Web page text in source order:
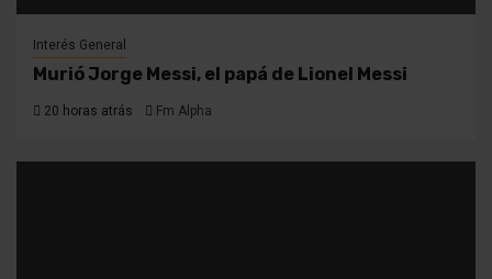
Interés General
Murió Jorge Messi, el papá de Lionel Messi
20 horas atrás Fm Alpha